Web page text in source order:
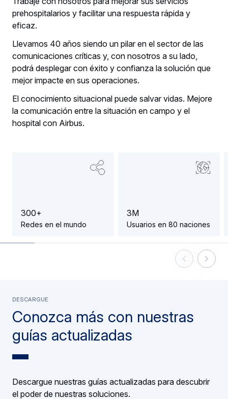
Trabaje con nosotros para mejorar sus servicios
prehospitalarios y facilitar una respuesta rápida y
eficaz.
Llevamos 40 años siendo un pilar en el sector de las
comunicaciones críticas y, con nosotros a su lado,
podrá desplegar con éxito y confianza la solución que
mejor impacte en sus operaciones.
El conocimiento situacional puede salvar vidas. Mejore
la comunicación entre la situación en campo y el
hospital con Airbus.
300+
Redes en el mundo
3M
Usuarios en 80 naciones
PreviousNext
Conozca más con nuestras
guías actualizadas
DESCARGUE
Descargue nuestras guías actualizadas para descubrir
el poder de nuestras soluciones.